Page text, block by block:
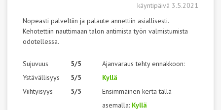
käyntipäivä 3.5.2021
Nopeasti palveltiin ja palaute annettiin asiallisesti.
Kehotettiin nauttimaan talon antimista työn valmistumista
odotellessa.
Sujuvuus
Ystävällisyys
Viihtyisyys
5/5
5/5
5/5
Ajanvaraus tehty ennakkoon:
Kyllä
Ensimmäinen kerta tällä
asemalla: Kyllä